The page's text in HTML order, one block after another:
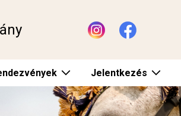
Jelentkezés